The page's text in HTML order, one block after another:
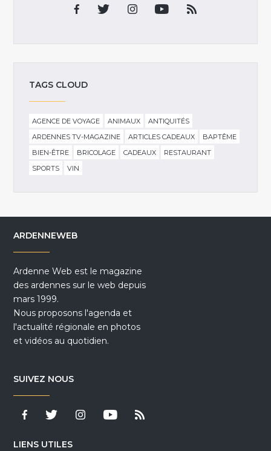
TAGS CLOUD
AGENCE DE VOYAGE ANIMAUX
ANTIQUITÉS
ARDENNES TV-MAGAZINE
ARTICLES CADEAUX
BAPTÊME
BIEN-ÊTRE
BRICOLAGE CADEAUX
RESTAURANT
SPORTS
VIN
ARDENNEWEB
Ardenne Web est le magazine
des ardennes sur le web depuis
mars 1999.
Nous proposons l'agenda et
l'actualité régionale en photos
et vidéos au quotidien.
SUIVEZ NOUS
LIENS UTILES